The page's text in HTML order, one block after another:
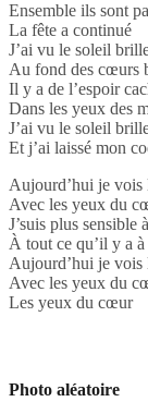
Ensemble ils sont
La fête a continué
J’ai vu le soleil
Au fond des cœurs
Il y a de l’espoir
Dans les yeux des
J’ai vu le soleil
Et j’ai laissé mon
Aujourd’hui je vois
Avec les yeux du
J’suis plus sensible
À tout ce qu’il y a
Aujourd’hui je vois
Avec les yeux du
Les yeux du cœur
Photo aléatoire